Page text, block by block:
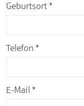
Geburtsort *
Telefon *
E-Mail *